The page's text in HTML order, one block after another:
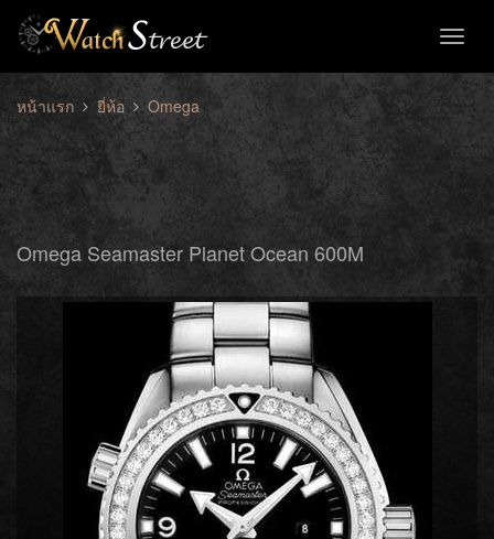
หน้าแรก ยี่ห้อ Omega
Omega Seamaster Planet Ocean 600M